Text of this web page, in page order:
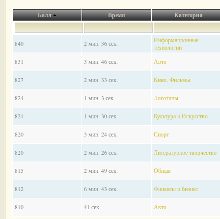
Балл Время Категория
840 2 мин. 36 сек.
Информационные
технологии
831
3 мин. 46 сек. Авто
827 2 мин. 33 сек. Кино, Фильмы
824 1 мин. 3 сек. Логотипы
821 1 мин. 30 сек. Культура и Искусство
820 3 мин. 24 сек. Спорт
820 2 мин. 26 сек. Литературное творчество
815 2 мин. 49 сек. Общая
812 6 мин. 43 сек. Финансы и бизнес
810 41 сек. Авто